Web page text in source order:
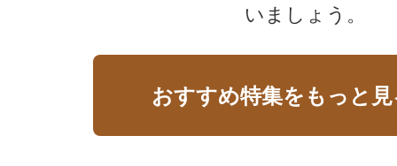
いましょう。
おすすめ特集をもっと